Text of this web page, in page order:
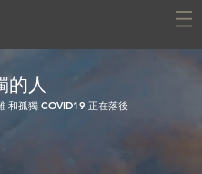
的人
和孤獨 COVID19 正在落後